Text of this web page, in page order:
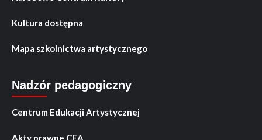
Kultura dostępna
Mapa szkolnictwa artystycznego
Nadzór pedagogiczny
Centrum Edukacji Artystycznej
Akty prawne CEA